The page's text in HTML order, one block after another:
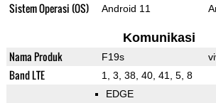
Sistem Operasi (OS) Android 11
Komunikasi
Nama Produk F19s
Band LTE
1, 3, 38, 40, 41, 5, 8
EDGE